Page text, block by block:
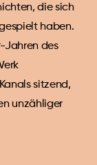
die sich
haben.
Jahren des
sitzend,
unzähliger